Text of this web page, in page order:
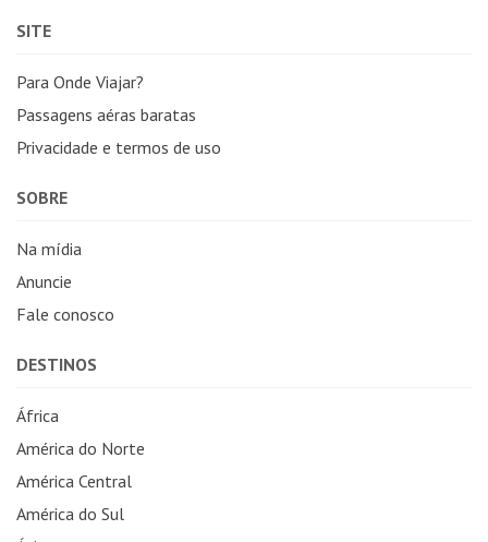
SITE
Para Onde Viajar?
Passagens aéras baratas
Privacidade e termos de uso
SOBRE
Na mídia
Anuncie
Fale conosco
DESTINOS
África
América do Norte
América Central
América do Sul